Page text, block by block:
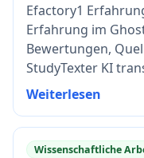
Efactory1
Erfahrung im
Bewertungen,
StudyTexter KI
Weiterlesen
Wissenschaftliche